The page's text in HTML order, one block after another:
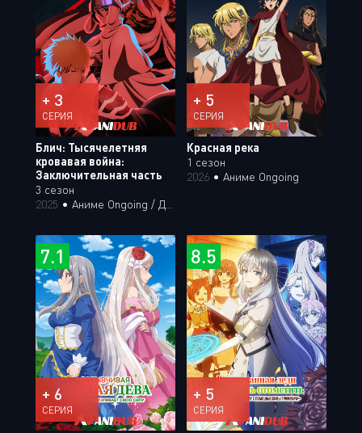
+ 3
СЕРИЯ
Блич: Тысячелетняя
кровавая война:
Заключительная часть
3 сезон
2025 • Аниме Ongoing / Дубляж Анидаба
+ 5
СЕРИЯ
Красная река
1 сезон
2026 • Аниме Ongoing
7.1
+ 6
СЕРИЯ
8.5
+ 5
СЕРИЯ